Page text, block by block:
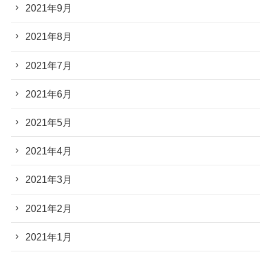
2021年9月
2021年8月
2021年7月
2021年6月
2021年5月
2021年4月
2021年3月
2021年2月
2021年1月